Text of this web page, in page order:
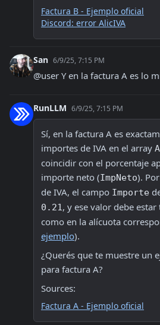
Factura B - Ejemplo oficial
Discord: error AlicIVA
San 6/9/25, 7:15 PM
@user Y en la factura A es lo
RunLLM 6/9/25, 7:15 PM
Sí, en la factura A es
importes de IVA en el array
coincidir con el porcentaje
importe neto (ImpNeto).
de IVA, el campo Importe
0.21, y ese valor debe estar
como en la alícuota
ejemplo).
¿Querés que te muestre un
para factura A?
Sources:
Factura A - Ejemplo oficial